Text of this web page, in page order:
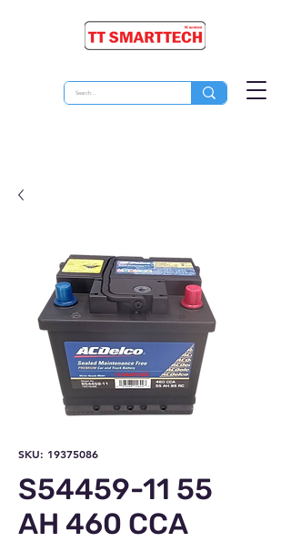
SKU: 19375086
S54459-11 55
AH 460 CCA